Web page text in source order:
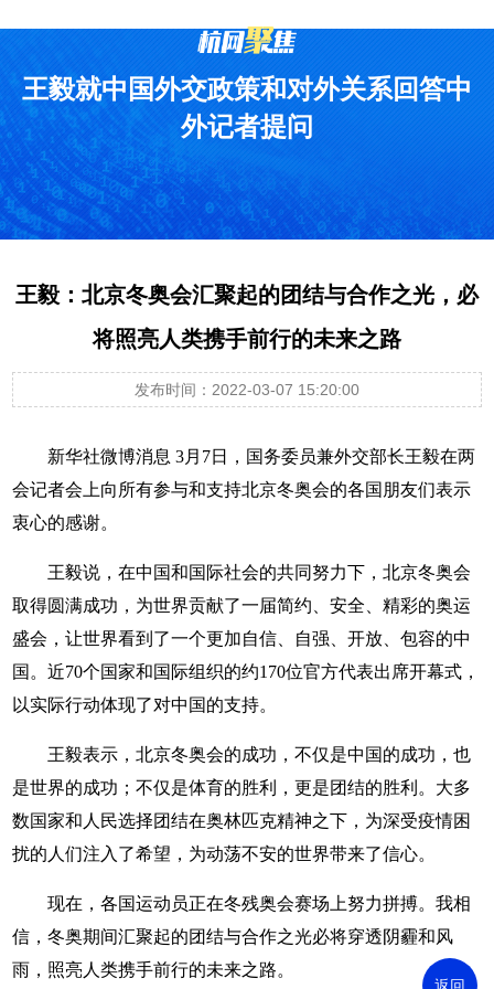
王毅就中国外交政策和对外关系回答中
外记者提问
王毅：北京冬奥会汇聚起的团结与合作之光，必
将照亮人类携手前行的未来之路
发布时间：2022-03-07 15:20:00
新华社微博消息 3月7日，国务委员兼外交部长王毅在两
会记者会上向所有参与和支持北京冬奥会的各国朋友们表示
衷心的感谢。
王毅说，在中国和国际社会的共同努力下，北京冬奥会
取得圆满成功，为世界贡献了一届简约、安全、精彩的奥运
盛会，让世界看到了一个更加自信、自强、开放、包容的中
国。近70个国家和国际组织的约170位官方代表出席开幕式，
以实际行动体现了对中国的支持。
王毅表示，北京冬奥会的成功，不仅是中国的成功，也
是世界的成功；不仅是体育的胜利，更是团结的胜利。大多
数国家和人民选择团结在奥林匹克精神之下，为深受疫情困
扰的人们注入了希望，为动荡不安的世界带来了信心。
现在，各国运动员正在冬残奥会赛场上努力拼搏。我相
信，冬奥期间汇聚起的团结与合作之光必将穿透阴霾和风
雨，照亮人类携手前行的未来之路。